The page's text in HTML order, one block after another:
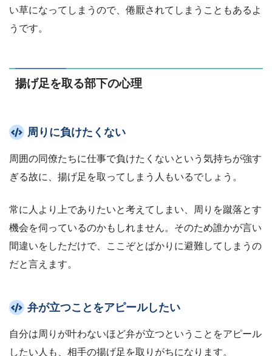
い草になってしまうので、倦厭されてしまうこともあるよ
うです。
揚げ足を取る部下の心理
周りに負けたくない
周囲の同僚たちに仕事で負けたくないという気持ちが強す
ぎる故に、揚げ足を取ってしまう人もいるでしょう。
常に人より上でありたいと考えてしまい、周りを蹴落とす
機会を伺っているのかもしれません。そのため誰かが言い
間違いをしただけで、ここぞとばかりに避難してしまうの
だと言えます。
弁が立つことをアピールしたい
自分は周りが叶わないほど弁が立つということをアピール
したい人も、相手の揚げ足を取りがちになります。